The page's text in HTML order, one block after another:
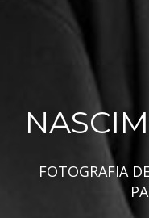
FOTOGRAFIA